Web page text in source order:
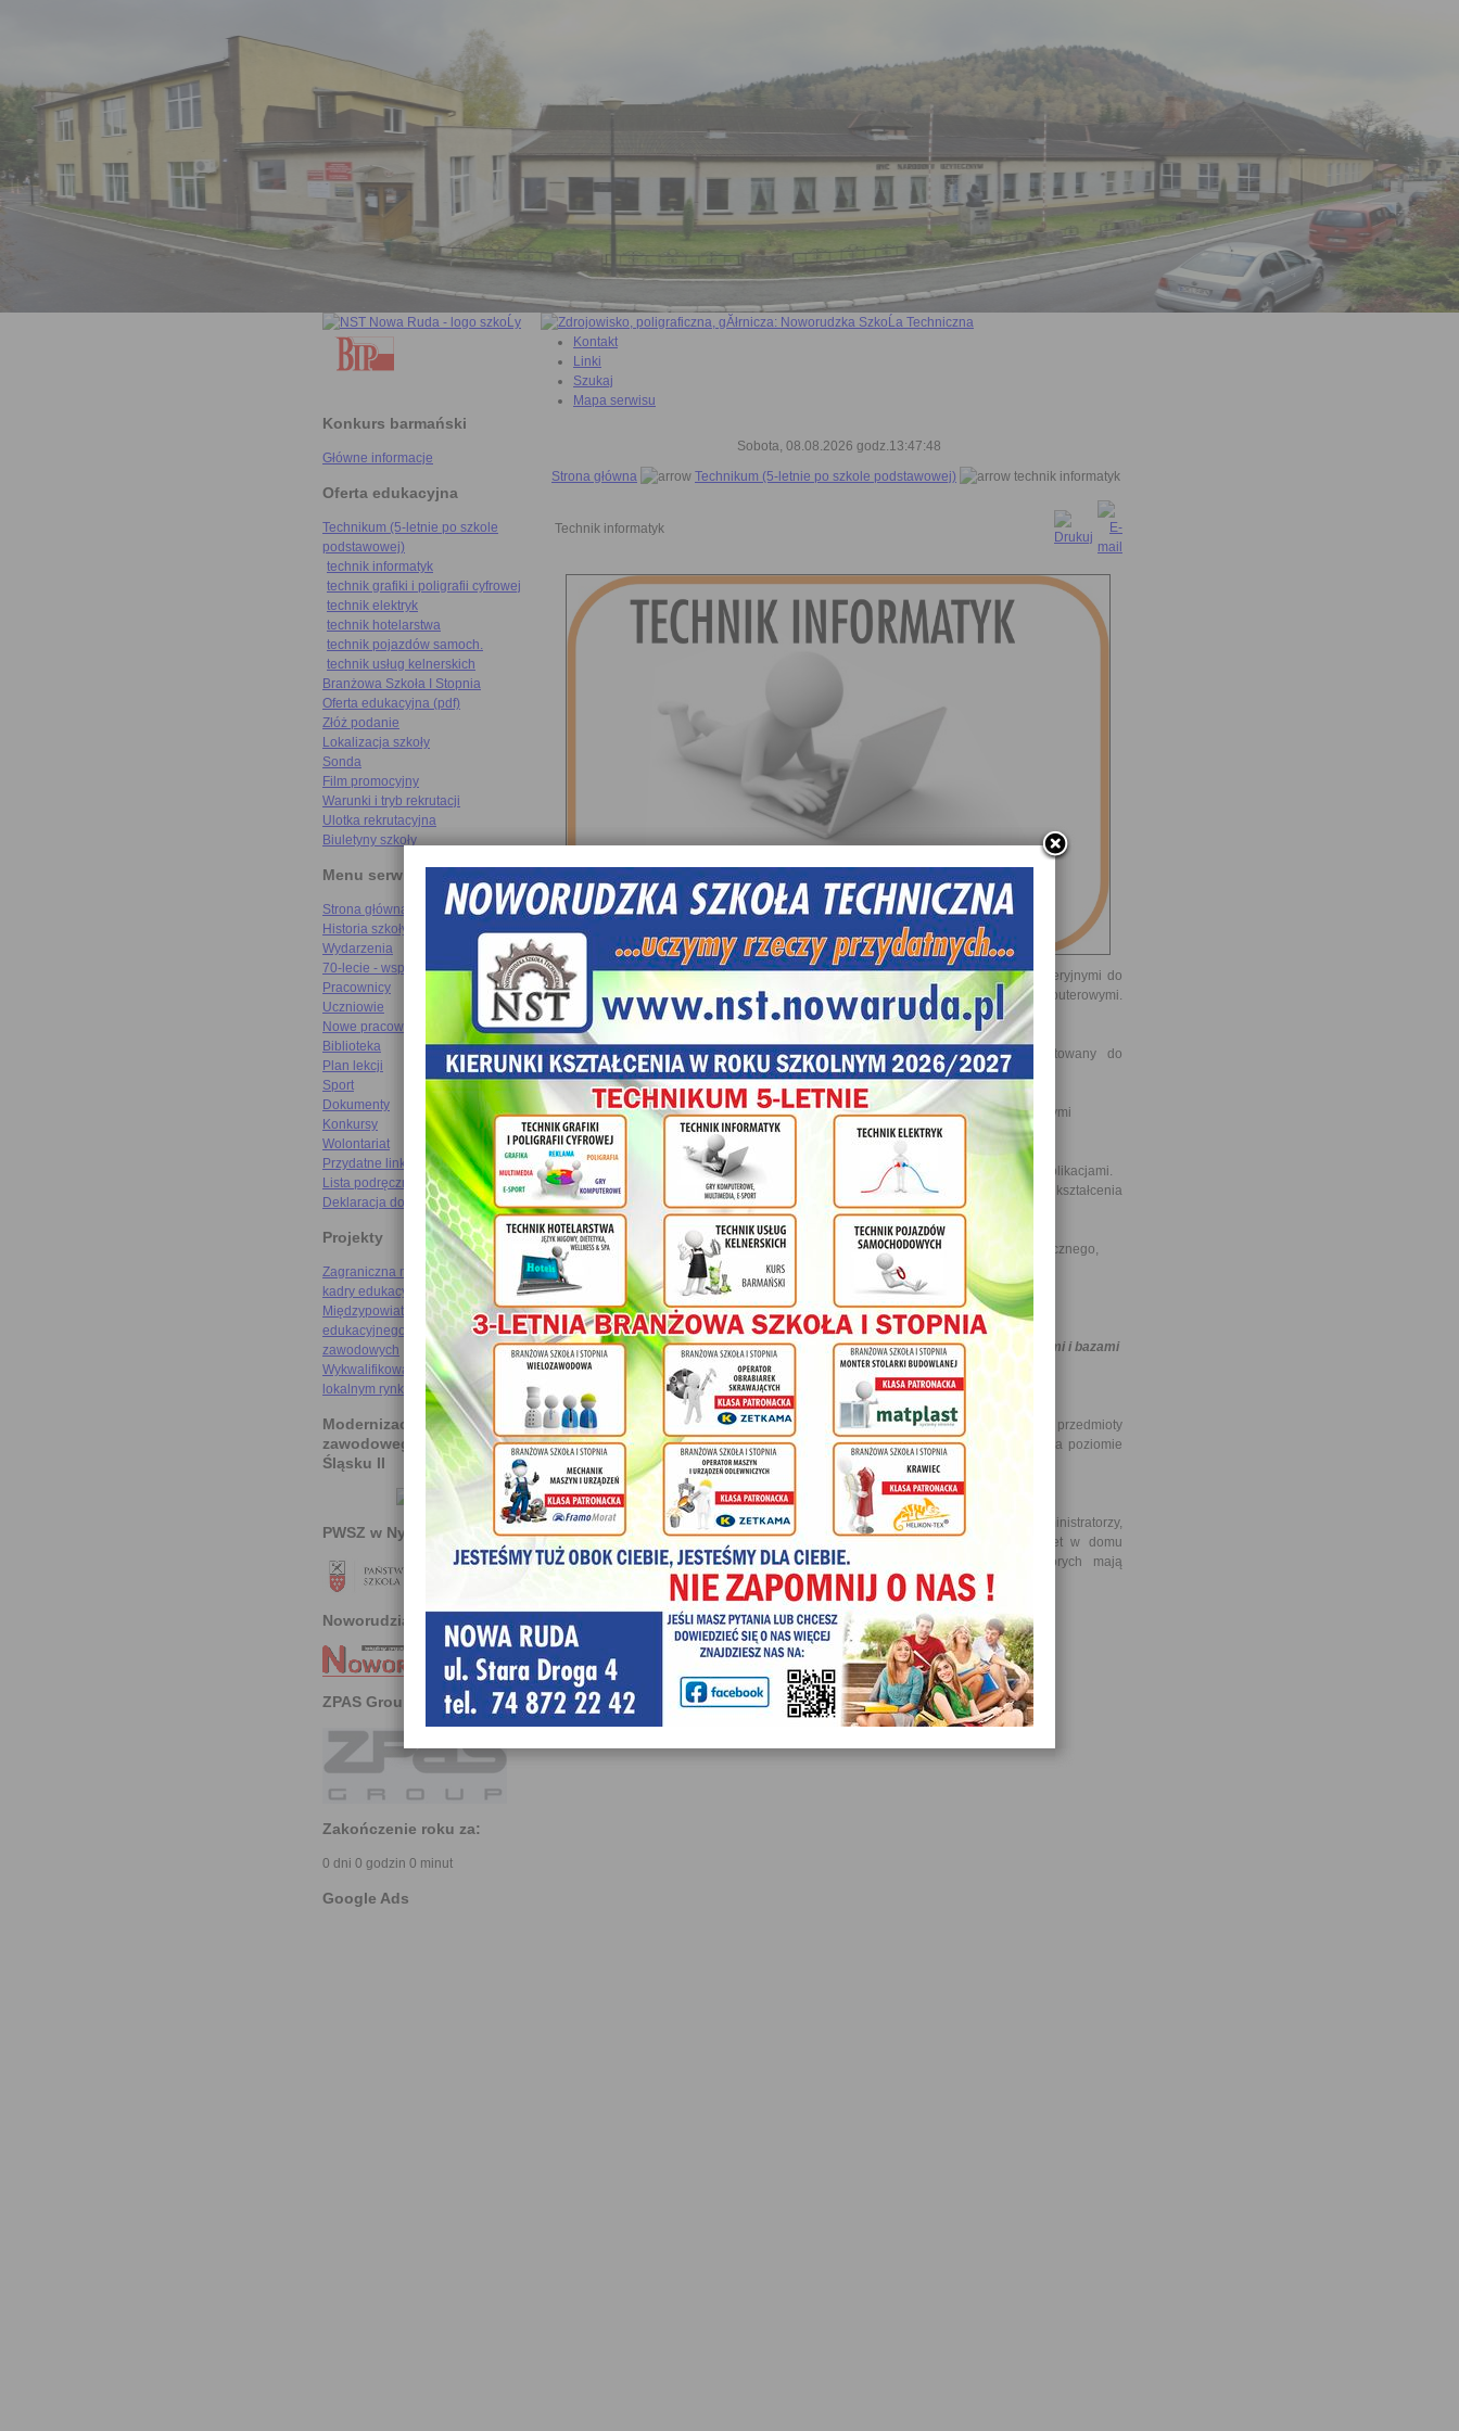
Konkurs barmański
Główne informacje
Oferta edukacyjna
Technikum (5-letnie po szkole
podstawowej)
technik informatyk
technik grafiki i poligrafii cyfrowej
technik elektryk
technik hotelarstwa
technik pojazdów samoch.
technik usług kelnerskich
Branżowa Szkoła I Stopnia
Oferta edukacyjna (pdf)
Złóż podanie
Lokalizacja szkoły
Sonda
Film promocyjny
Warunki i tryb rekrutacji
Ulotka rekrutacyjna
Biuletyny szkoły
Menu serwisu
Strona główna
Historia szkoły
Wydarzenia
70-lecie - wspomnienia
Pracownicy
Uczniowie
Nowe pracownie
Biblioteka
Plan lekcji
Sport
Dokumenty
Konkursy
Wolontariat
Przydatne linki
Lista podręczników
Deklaracja dostępności
Projekty
Zagraniczna mobilność szkolnej
kadry edukacyjnej
Międzypowiatowa droga do
edukacyjnego sukcesu szkół
zawodowych
Wykwalifikowani rzemieślnicy na
lokalnym rynku pracy
Modernizacja kształcenia
zawodowego na Dolnym
Śląsku II
PWSZ w Nysie
Noworudzianin
ZPAS Group
Zakończenie roku za:
0 dni 0 godzin 0 minut
Google Ads
Kontakt
Linki
Szukaj
Mapa serwisu
Sobota, 08.08.2026 godz.13:47:48
Strona główna
Technikum (5-letnie po szkole podstawowej) technik informatyk
Technik informatyk
Technik informatykprzygotowuje stanowiska komputerowe z urządzeniami peryferyjnymi do
pracy, diagnozuje je i naprawia. Projektuje i administruje lokalnymi sieciami komputerowymi.
Tworzy i administruje strony internetowe i bazy danych.
Absolwent szkoły kształcącej w zawodzie technik informatyk zostaje przygotowany do
wykonywania następujących zadań zawodowych:
1) montowania oraz eksploatacji komputera i urządzeń peryferyjnych;
2) projektowania i wykonywania lokalnych sieci komputerowych, administrowania tymi
sieciami;
3) projektowania baz danych i administrowania bazami danych;
4) tworzenia stron www i aplikacji internetowych, administrowania tymi stronami i aplikacjami.
Do wykonywania zadań zawodowych niezbędne jest osiągnięcie efektów kształcenia
określonych w podstawie programowej kształcenia w zawodzie technik informatyk:
- efekty kształcenia wspólne dla wszystkich zawodów (BHP, PDG, JOZ, KPS, OMZ);
- efekty kształcenia wspólne dla zawodów w ramach obszaru elektryczno-elektronicznego,
stanowiące podbudowę do kształcenia w zawodzie lub grupie zawodów PKZ(E.b);
- efekty kształcenia właściwe dla kwalifikacji wyodrębnionych w zawodzie:
EE.08 (E.12, E.13) Montaż i eksploatacja systemów komputerowych, urządzeń
peryferyjnych i sieci,
EE.09 (E.14) Programowanie, tworzenie i administrowanie stronami internetowymi i bazami
danych.
PRZEDMIOTY ROZSZERZONE
W programie nauczania dla zawodu technik informatyk uwzględniono przedmioty
ogólnokształcące: informatyka i matematyka, których nauka odbywać się będzie na poziomie
KARIERA ZAWODOWA
Pracę znajdziesz w wyspecjalizowanych firmach informatycznych (serwisanci, administratorzy,
konserwatorzy sprzętu), urzędach (administratorzy baz danych i sieci), a nawet w domu
(projektanci, graficy), we wszystkich gałęziach gospodarki narodowej, w których mają
zastosowanie komputery. Możesz także prowadzić własną działalność gospodarczą.
INNOWACJA: gry komputerowe, multimedia, e-sport.